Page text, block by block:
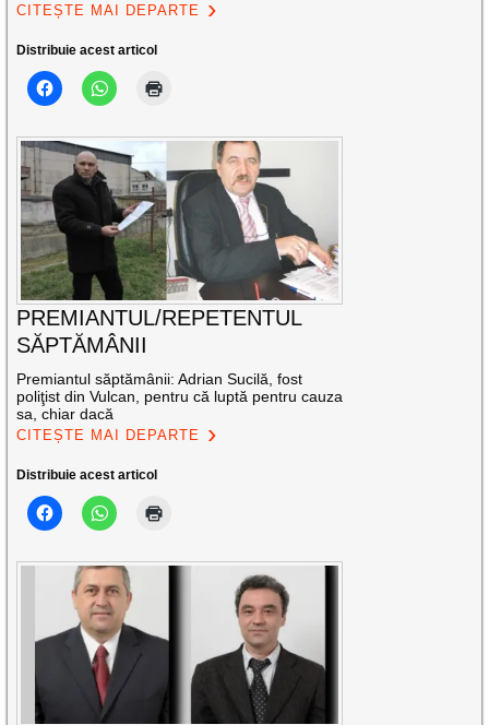
CITEȘTE MAI DEPARTE
Distribuie acest articol
PREMIANTUL/REPETENTUL
SĂPTĂMÂNII
Premiantul săptămânii: Adrian Sucilă, fost
poliţist din Vulcan, pentru că luptă pentru cauza
sa, chiar dacă
CITEȘTE MAI DEPARTE
Distribuie acest articol